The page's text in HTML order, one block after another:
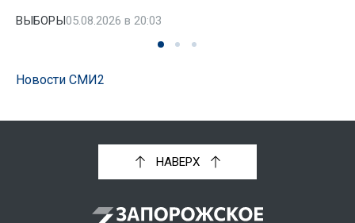
ВЫБОРЫ05.08.2026 в 20:03
Новости СМИ2
НАВЕРХ